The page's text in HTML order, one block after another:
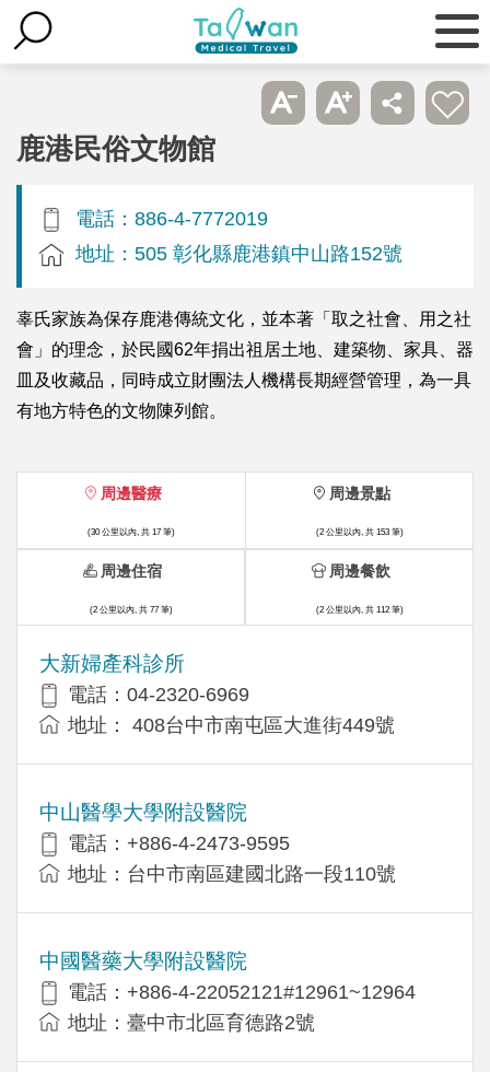
鹿港民俗文物館
電話：886-4-7772019
地址：505 彰化縣鹿港鎮中山路152號
辜氏家族為保存鹿港傳統文化，並本著「取之社會、用之社
會」的理念，於民國62年捐出祖居土地、建築物、家具、器
皿及收藏品，同時成立財團法人機構長期經營管理，為一具
有地方特色的文物陳列館。
周邊醫療
(30 公里以內, 共 17 筆)
大新婦產科診所
電話：04-2320-6969
地址： 408台中市南屯區大進街449號
中山醫學大學附設醫院
電話：+886-4-2473-9595
地址：台中市南區建國北路一段110號
中國醫藥大學附設醫院
電話：+886-4-22052121#12961~12964
地址：臺中市北區育德路2號
周邊景點
(2 公里以內, 共 153 筆)
周邊住宿
(2 公里以內, 共 77 筆)
周邊餐飲
(2 公里以內, 共 112 筆)